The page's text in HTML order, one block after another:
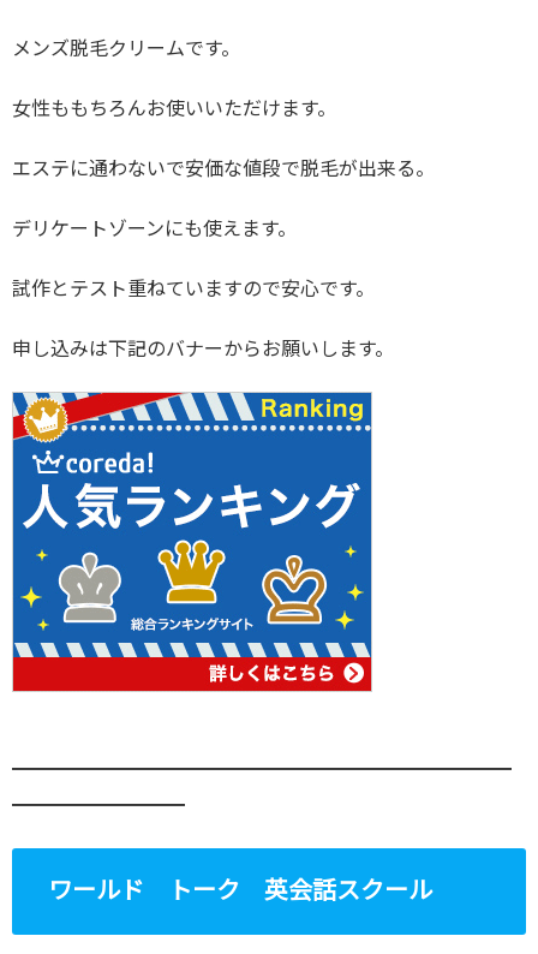
メンズ脱毛クリームです。
女性ももちろんお使いいただけます。
エステに通わないで安価な値段で脱毛が出来る。
デリケートゾーンにも使えます。
試作とテスト重ねていますので安心です。
申し込みは下記のバナーからお願いします。
━━━━━━━━━━━━━━━━━━━━━━━━━━
━━━━━━━━━
ワールド トーク 英会話スクール